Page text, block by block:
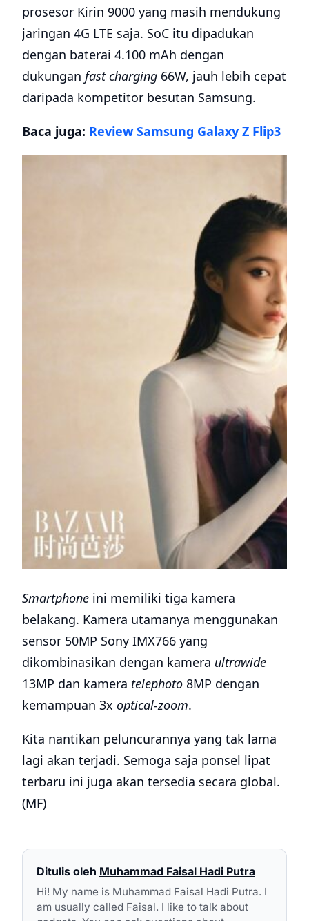
prosesor Kirin 9000 yang masih mendukung
jaringan 4G LTE saja. SoC itu dipadukan
dengan baterai 4.100 mAh dengan
dukungan fast charging 66W, jauh lebih cepat
daripada kompetitor besutan Samsung.
Baca juga: Review Samsung Galaxy Z Flip3
Smartphone ini memiliki tiga kamera
belakang. Kamera utamanya menggunakan
sensor 50MP Sony IMX766 yang
dikombinasikan dengan kamera ultrawide
13MP dan kamera telephoto 8MP dengan
kemampuan 3x optical-zoom.
Kita nantikan peluncurannya yang tak lama
lagi akan terjadi. Semoga saja ponsel lipat
terbaru ini juga akan tersedia secara global.
(MF)
Ditulis oleh Muhammad Faisal Hadi Putra
Hi! My name is Muhammad Faisal Hadi Putra. I
am usually called Faisal. I like to talk about